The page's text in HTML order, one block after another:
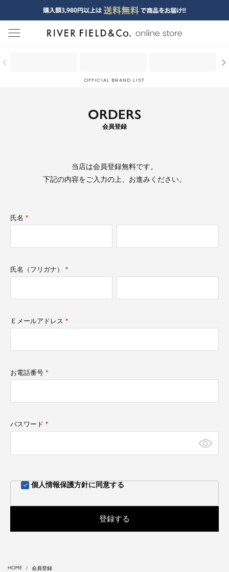
menu
OFFICIAL BRAND LIST
ORDERS
会員登録
当店は会員登録無料です。
下記の内容をご入力の上、お進みください。
氏名
(必
氏名（フリガナ）
(必
Ｅメールアドレス
(必
お電話番号
(必
パスワード
(必
個人情報保護方針に同意する
登録する
HOME 会員登録